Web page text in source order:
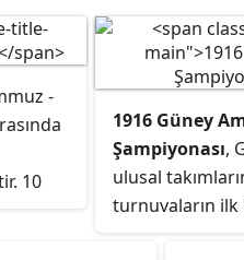
penaltılarla 4-2
millî takımını
Arjantinli
Paraguaylı
tarihinde
kabul edilmiştir.
-
10
1916 Güney
Şampiyonası,
ulusal
turnuvaların